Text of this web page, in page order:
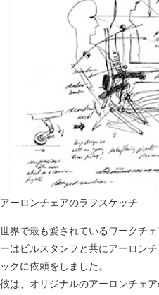
アーロンチェアのラフスケッチ
世界で最も愛されているワークチ
ーはビルスタンフと共にアーロン
ックに依頼をしました。
彼は、オリジナルのアーロンチェ